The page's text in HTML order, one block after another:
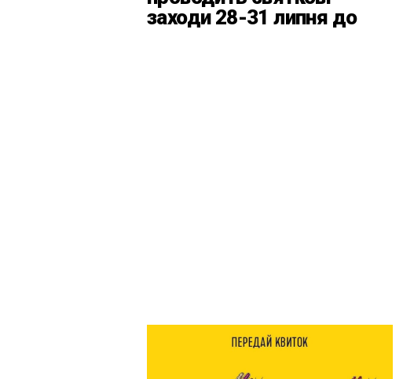
заходи 28-31 липня до